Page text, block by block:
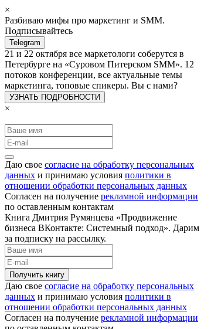
×
Разбиваю мифы про маркетинг и SMM.
Подписывайтесь
Telegram
21 и 22 октября все маркетологи соберутся в
Петербурге на «Суровом Питерском SMM». 12
потоков конференции, все актуальные темы
маркетинга, топовые спикеры. Вы с нами?
УЗНАТЬ ПОДРОБНОСТИ
×
Даю свое согласие на обработку персональных
данных и принимаю условия политики в
отношении обработки персональных данных
Согласен на получение рекламной информации
по оставленным контактам
Книга Дмитрия Румянцева «Продвижение
бизнеса ВКонтакте: Системный подход». Дарим
за подписку на рассылку.
Получить книгу
Даю свое согласие на обработку персональных
данных и принимаю условия политики в
отношении обработки персональных данных
Согласен на получение рекламной информации